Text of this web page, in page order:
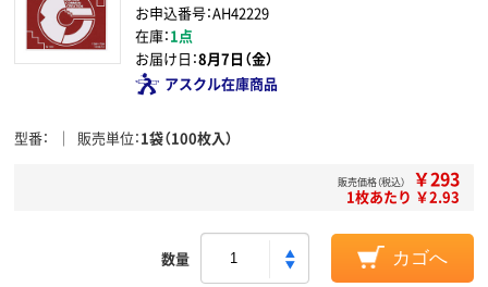
お申込番号：AH42229
在庫：1点
お届け日：8月7日（金）
アスクル在庫商品
型番 販売単位 1袋（100枚入）
販売価格（税込） ￥293
1枚あたり ￥2.93
数量 カゴへ